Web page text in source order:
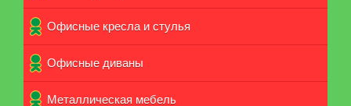
Офисные кресла и стулья
Офисные диваны
Металлическая мебель